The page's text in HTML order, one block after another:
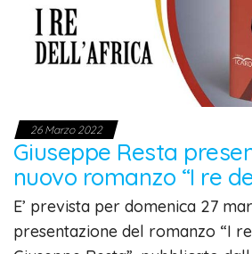
26 Marzo 2022
Giuseppe Resta
nuovo romanzo “I re
E’ prevista per domenica 27
presentazione del romanzo “I